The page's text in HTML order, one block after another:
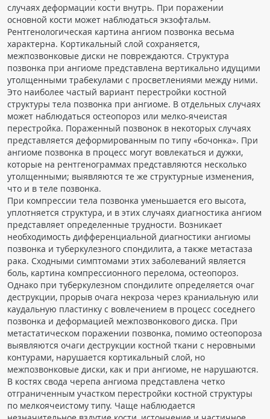
случаях деформации кости внутрь. При поражении
основной кости может наблюдаться экзофтальм.
Рентгенологическая картина ангиом позвонка весьма
характерна. Кортикальный слой сохраняется,
межпозвонковые диски не повреждаются. Структура
позвонка при ангиоме представлена вертикально идущими
утолщенными трабекулами с просветлениями между ними.
Это наиболее частый вариант перестройки костной
структуры тела позвонка при ангиоме. В отдельных случаях
может наблюдаться остеопороз или мелко-ячеистая
перестройка. Пораженный позвонок в некоторых случаях
представляется деформированным по типу «бочонка». При
ангиоме позвонка в процесс могут вовлекаться и дужки,
которые на рентгенограммах представляются несколько
утолщенными; выявляются те же структурные изменения,
что и в теле позвонка.
При компрессии тела позвонка уменьшается его высота,
уплотняется структура, и в этих случаях диагностика ангиом
представляет определенные трудности. Возникает
необходимость дифференциальной диагностики ангиомы
позвонка и туберкулезного спондилита, а также метастаза
рака. Сходными симптомами этих заболеваний является
боль, картина компрессионного перелома, остеопороз.
Однако при туберкулезном спондилите определяется очаг
деструкции, прорыв очага некроза через краниальную или
каудальную пластинку с вовлечением в процесс соседнего
позвонка и деформацией межпозвонкового диска. При
метастатическом поражении позвонка, помимо остеопороза
выявляются очаги деструкции костной ткани с неровными
контурами, нарушается кортикальный слой, но
межпозвонковые диски, как и при ангиоме, не нарушаются.
В костях свода черепа ангиома представлена четко
отграниченным участком перестройки костной структуры
по мелкоячеистому типу. Чаще наблюдается